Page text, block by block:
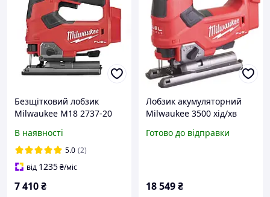
Безщітковий лобзик
Milwaukee M18 2737-20
В наявності
5.0 (2)
від 1235₴/міс
7 410₴
Лобзик акумуляторний
Milwaukee 3500 хід/хв
Готово до відправки
18 549₴